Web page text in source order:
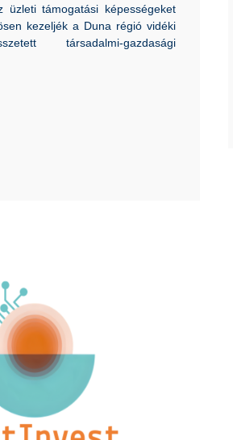
üzleti támogatási képességeket
kezeljék a Duna régió vidéki
társadalmi-gazdasági